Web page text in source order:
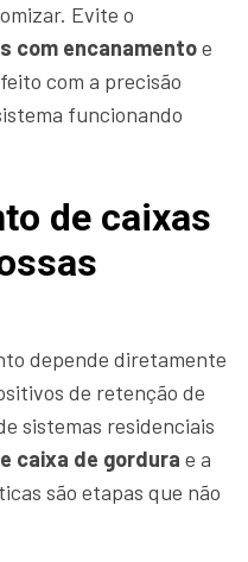
Evite o
com encanamentoe
com a precisão
funcionando
de caixas
depende diretamente
de retenção de
sistemas residenciais
caixa de gordura e a
são etapas que não